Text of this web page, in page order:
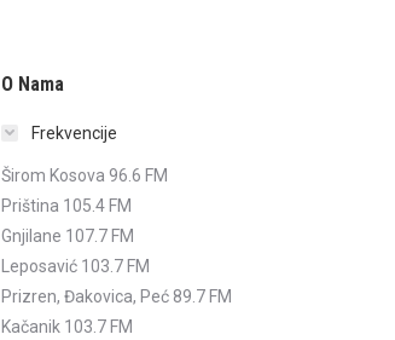
O Nama
Frekvencije
Širom Kosova 96.6 FM
Priština 105.4 FM
Gnjilane 107.7 FM
Leposavić 103.7 FM
Prizren, Đakovica, Peć 89.7 FM
Kačanik 103.7 FM